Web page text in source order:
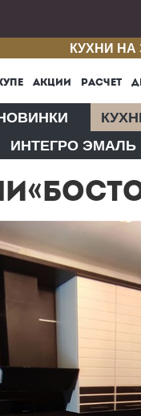
КУХНИ
АКЦИИ РАСЧЕТ
ИНТЕГРО ЭМАЛЬ